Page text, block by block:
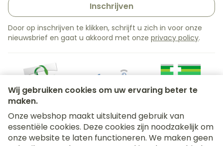
Wij gebruiken cookies om uw ervaring beter te
maken.
Onze webshop maakt uitsluitend gebruik van
essentiële cookies. Deze cookies zijn noodzakelijk om
onze website te laten functioneren. We maken geen
Inschrijven
Door op inschrijven te klikken, schrijft u zich in voor onze
nieuwsbrief en gaat u akkoord met onze privacy policy.
Juridische links